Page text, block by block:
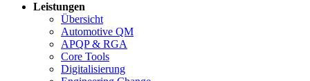
Leistungen
Übersicht
Automotive QM
APQP & RGA
Core Tools
Digitalisierung